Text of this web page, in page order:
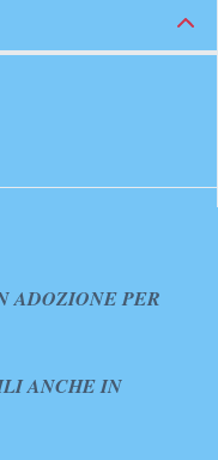
ADOZIONE PER
ANCHE IN